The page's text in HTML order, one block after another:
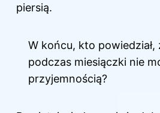
piersią.
W końcu, kto powiedział,
podczas miesiączki nie
przyjemnością?